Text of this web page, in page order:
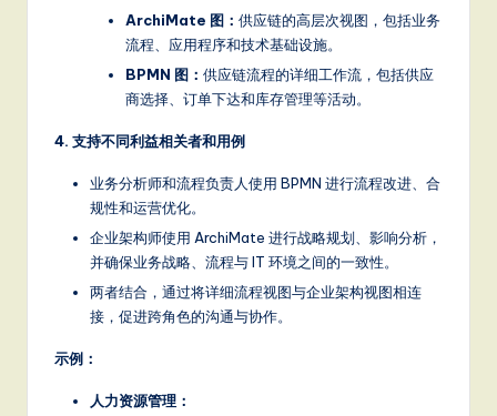
ArchiMate 图： 供应链的高层次视图，包括业务
流程、应用程序和技术基础设施。
BPMN 图： 供应链流程的详细工作流，包括供应
商选择、订单下达和库存管理等活动。
4. 支持不同利益相关者和用例
业务分析师和流程负责人使用 BPMN 进行流程改进、合
规性和运营优化。
企业架构师使用 ArchiMate 进行战略规划、影响分析，
并确保业务战略、流程与 IT 环境之间的一致性。
两者结合，通过将详细流程视图与企业架构视图相连
接，促进跨角色的沟通与协作。
示例：
人力资源管理：